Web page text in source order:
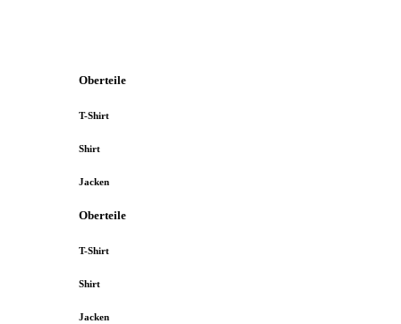
Oberteile
T-Shirt
Shirt
Jacken
Oberteile
T-Shirt
Shirt
Jacken